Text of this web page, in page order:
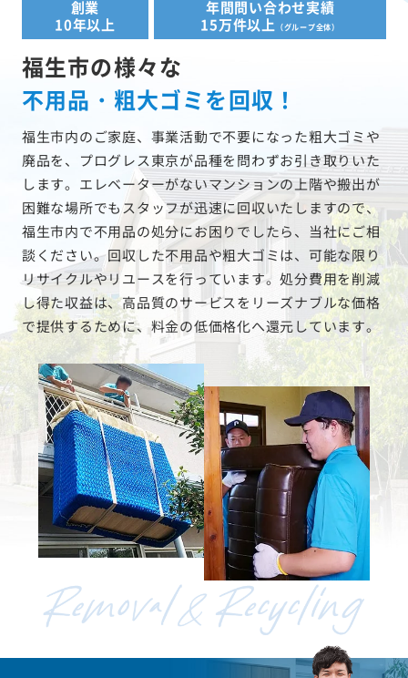
創業
10年以上
年間問い合わせ実績
15万件以上
（グループ全体）
福生市の様々な
不用品・粗大ゴミを回収！
福生市内のご家庭、事業活動で不要になった粗大ゴミや
廃品を、プログレス東京が品種を問わずお引き取りいた
します。エレベーターがないマンションの上階や搬出が
困難な場所でもスタッフが迅速に回収いたしますので、
福生市内で不用品の処分にお困りでしたら、当社にご相
談ください。回収した不用品や粗大ゴミは、可能な限り
リサイクルやリユースを行っています。処分費用を削減
し得た収益は、高品質のサービスをリーズナブルな価格
で提供するために、料金の低価格化へ還元しています。